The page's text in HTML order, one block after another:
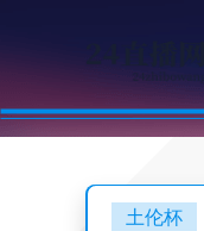
土伦杯